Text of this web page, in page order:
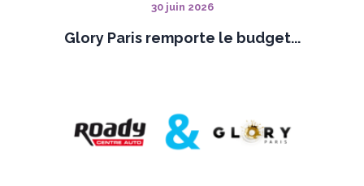
30 juin 2026
Glory Paris remporte le budget...